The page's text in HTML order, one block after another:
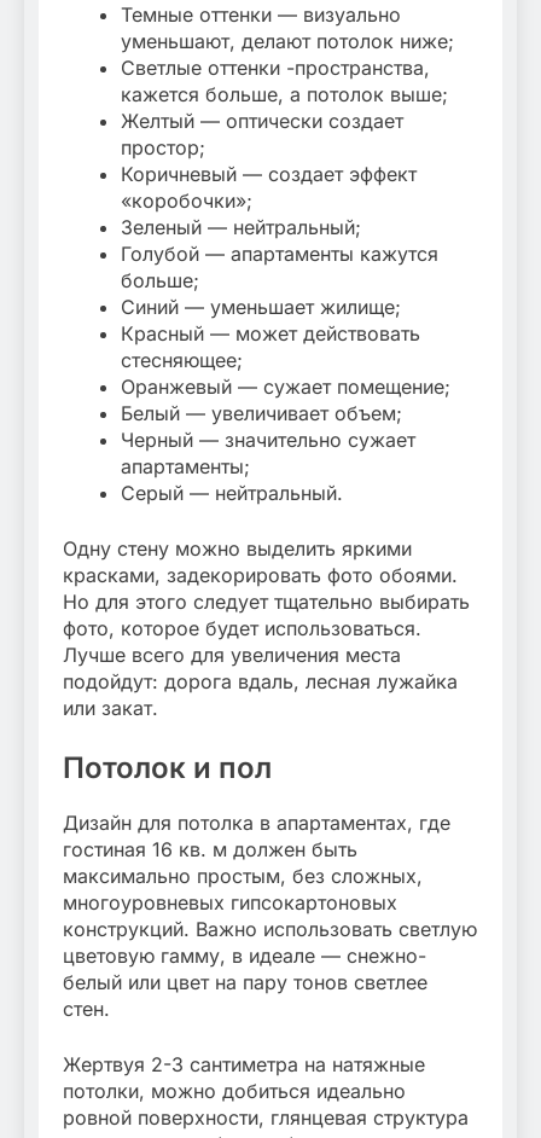
Темные оттенки — визуально
уменьшают, делают потолок ниже;
Светлые оттенки -пространства,
кажется больше, а потолок выше;
Желтый — оптически создает
простор;
Коричневый — создает эффект
«коробочки»;
Зеленый — нейтральный;
Голубой — апартаменты кажутся
больше;
Синий — уменьшает жилище;
Красный — может действовать
стесняющее;
Оранжевый — сужает помещение;
Белый — увеличивает объем;
Черный — значительно сужает
апартаменты;
Серый — нейтральный.
Одну стену можно выделить яркими
красками, задекорировать фото обоями.
Но для этого следует тщательно выбирать
фото, которое будет использоваться.
Лучше всего для увеличения места
подойдут: дорога вдаль, лесная лужайка
или закат.
Потолок и пол
Дизайн для потолка в апартаментах, где
гостиная 16 кв. м должен быть
максимально простым, без сложных,
многоуровневых гипсокартоновых
конструкций. Важно использовать светлую
цветовую гамму, в идеале — снежно-
белый или цвет на пару тонов светлее
стен.
Жертвуя 2-3 сантиметра на натяжные
потолки, можно добиться идеально
ровной поверхности, глянцевая структура